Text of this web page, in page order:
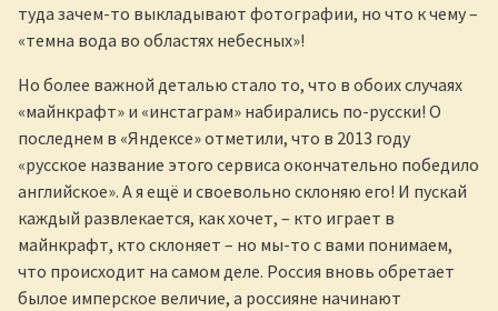
туда зачем-то выкладывают фотографии, но что к чему –
«темна вода во областях небесных»!
Но более важной деталью стало то, что в обоих случаях
«майнкрафт» и «инстаграм» набирались по-русски! О
последнем в «Яндексе» отметили, что в 2013 году
«русское название этого сервиса окончательно победило
английское». А я ещё и своевольно склоняю его! И пускай
каждый развлекается, как хочет, – кто играет в
майнкрафт, кто склоняет – но мы-то с вами понимаем,
что происходит на самом деле. Россия вновь обретает
былое имперское величие, а россияне начинают